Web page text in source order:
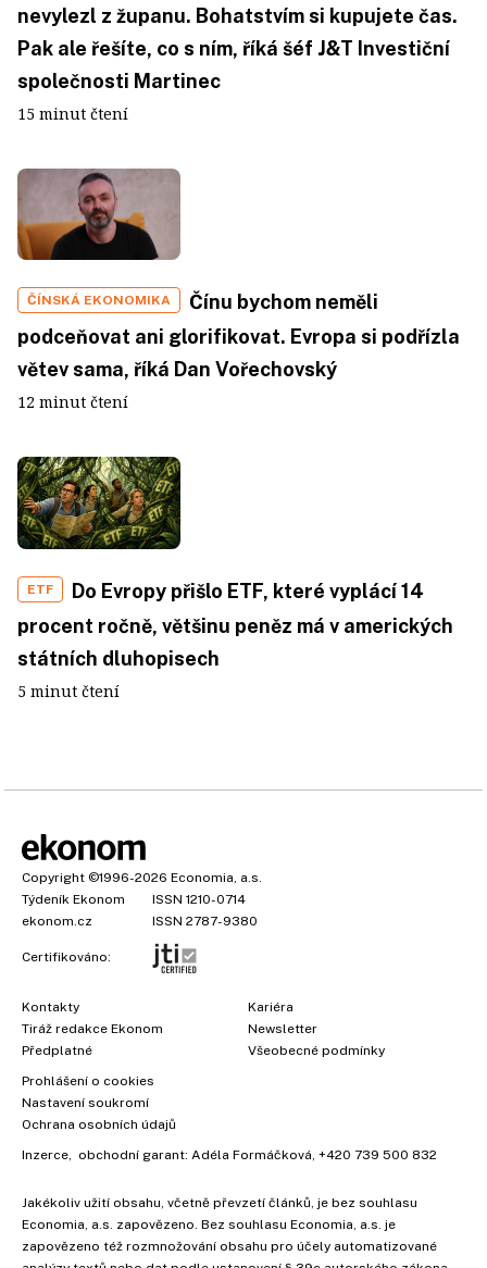
nevylezl z županu. Bohatstvím si kupujete čas.
Pak ale řešíte, co s ním, říká šéf J&T Investiční
společnosti Martinec
15 minut čtení
ČÍNSKÁ EKONOMIKA
Čínu bychom neměli
podceňovat ani glorifikovat. Evropa si podřízla
větev sama, říká Dan Vořechovský
12 minut čtení
ETF
Do Evropy přišlo ETF, které vyplácí 14
procent ročně, většinu peněz má v amerických
státních dluhopisech
5 minut čtení
Copyright ©1996-2026 Economia, a.s.
Týdeník Ekonom
ISSN 1210-0714
ekonom.cz
ISSN 2787-9380
Certifikováno:
Kontakty
Tiráž redakce Ekonom
Předplatné
Kariéra
Newsletter
Všeobecné podmínky
Prohlášení o cookies
Nastavení soukromí
Ochrana osobních údajů
Inzerce , obchodní garant: Adéla Formáčková +420 739 500 832
Jakékoliv užití obsahu, včetně převzetí článků, je bez souhlasu
Economia, a.s. zapovězeno. Bez souhlasu Economia, a.s. je
zapovězeno též rozmnožování obsahu pro účely automatizované